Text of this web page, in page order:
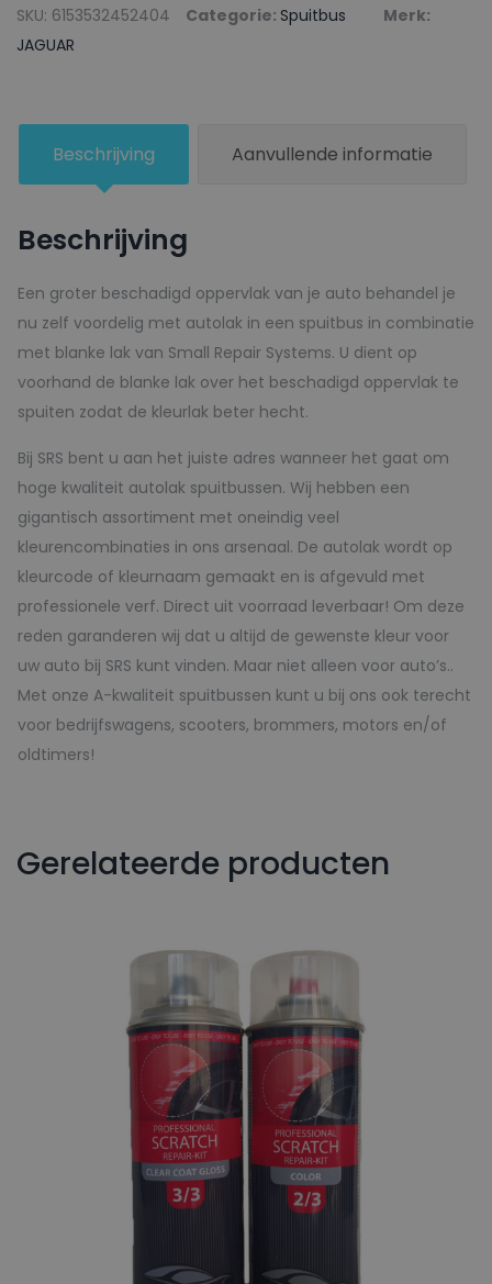
Blanke
lak
EMERALD
-
aantal
SKU: 6153532452404 Categorie: Spuitbus
Merk:
JAGUAR
Beschrijving Aanvullende informatie
Beschrijving
Een groter beschadigd oppervlak van je auto behandel je
nu zelf voordelig met autolak in een spuitbus in combinatie
met blanke lak van Small Repair Systems. U dient op
voorhand de blanke lak over het beschadigd oppervlak te
spuiten zodat de kleurlak beter hecht.
Bij SRS bent u aan het juiste adres wanneer het gaat om
hoge kwaliteit autolak spuitbussen. Wij hebben een
gigantisch assortiment met oneindig veel
kleurencombinaties in ons arsenaal. De autolak wordt op
kleurcode of kleurnaam gemaakt en is afgevuld met
professionele verf. Direct uit voorraad leverbaar! Om deze
reden garanderen wij dat u altijd de gewenste kleur voor
uw auto bij SRS kunt vinden. Maar niet alleen voor auto’s..
Met onze A-kwaliteit spuitbussen kunt u bij ons ook terecht
voor bedrijfswagens, scooters, brommers, motors en/of
oldtimers!
Gerelateerde producten